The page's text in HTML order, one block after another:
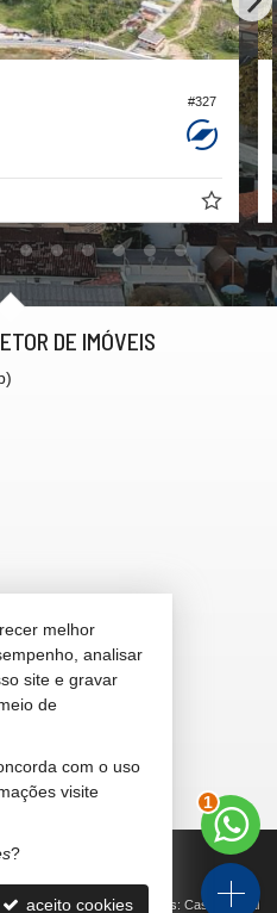
#327
DE IMÓVEIS
de Privacidade
Site para imobiliárias: Castel Digital
melhor
analisar
site e gravar
de
com o uso
visite
?
aceito cookies